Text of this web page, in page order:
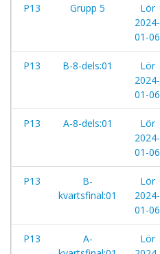
P13 Grupp 5
Lör
2024-
01-06
P13 B-8-dels:01
Lör
2024-
01-06
P13 A-8-dels:01
Lör
2024-
01-06
P13
B-
kvartsfinal:01
Lör
2024-
01-06
P13
A-
Lör